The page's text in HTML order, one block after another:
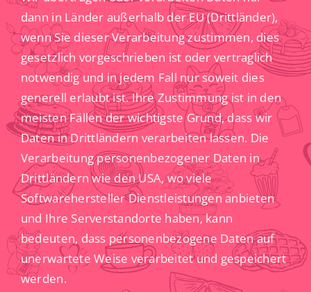
dann in Länder außerhalb der EU (Drittländer),
wenn Sie dieser Verarbeitung zustimmen, dies
gesetzlich vorgeschrieben ist oder vertraglich
notwendig und in jedem Fall nur soweit dies
generell erlaubt ist. Ihre Zustimmung ist in den
meisten Fällen der wichtigste Grund, dass wir
Daten in Drittländern verarbeiten lassen. Die
Verarbeitung personenbezogener Daten in
Drittländern wie den USA, wo viele
Softwarehersteller Dienstleistungen anbieten
und Ihre Serverstandorte haben, kann
bedeuten, dass personenbezogene Daten auf
unerwartete Weise verarbeitet und gespeichert
werden.